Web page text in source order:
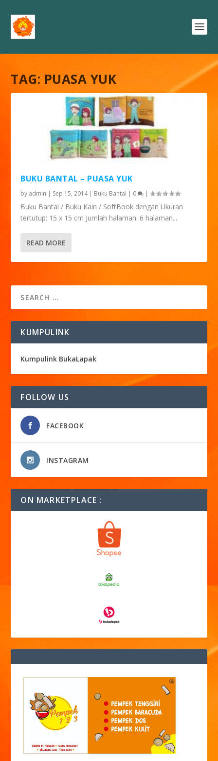
TAG: PUASA YUK
BUKU BANTAL – PUASA YUK
by admin | Sep 15, 2014| Buku Bantal | 0 |
Buku Bantal / Buku Kain / SoftBook dengan Ukuran
tertutup: 15 x 15 cm Jumlah halaman: 6 halaman...
READ MORE
KUMPULINK
Kumpulink BukaLapak
FOLLOW US
FACEBOOK
INSTAGRAM
ON MARKETPLACE :